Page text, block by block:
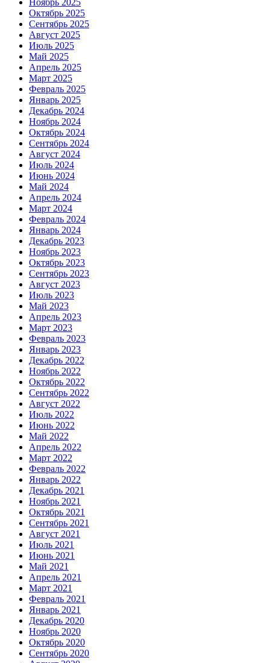
Октябрь 2025
Сентябрь 2025
Август 2025
Июль 2025
Май 2025
Апрель 2025
Март 2025
Февраль 2025
Январь 2025
Декабрь 2024
Ноябрь 2024
Октябрь 2024
Сентябрь 2024
Август 2024
Июль 2024
Июнь 2024
Май 2024
Апрель 2024
Март 2024
Февраль 2024
Январь 2024
Декабрь 2023
Ноябрь 2023
Октябрь 2023
Сентябрь 2023
Август 2023
Июль 2023
Май 2023
Апрель 2023
Март 2023
Февраль 2023
Январь 2023
Декабрь 2022
Ноябрь 2022
Октябрь 2022
Сентябрь 2022
Август 2022
Июль 2022
Июнь 2022
Май 2022
Апрель 2022
Март 2022
Февраль 2022
Январь 2022
Декабрь 2021
Ноябрь 2021
Октябрь 2021
Сентябрь 2021
Август 2021
Июль 2021
Июнь 2021
Май 2021
Апрель 2021
Март 2021
Февраль 2021
Январь 2021
Декабрь 2020
Ноябрь 2020
Октябрь 2020
Сентябрь 2020